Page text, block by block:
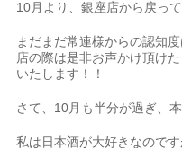
10月より、銀座店から戻っ
まだまだ常連様からの認知
店の際は是非お声かけ頂け
いたします！！
さて、10月も半分が過ぎ、
私は日本酒が大好きなので